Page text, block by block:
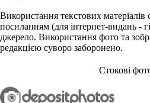
Використання текстових
посиланням (для інтернет-видань -
джерело. Використання фото та
редакцією суворо заборонено.
Стокові